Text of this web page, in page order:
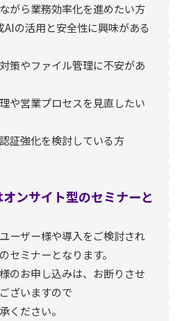
がら業務効率化を進めたい方
の活用と安全性に興味がある
策やファイル管理に不安があ
や営業プロセスを見直したい
証強化を検討している方
ンサイト型のセミナーと
ーザー様や導入をご検討され
セミナーとなります。
のお申し込みは、お断りさせ
ざいますので
ください。